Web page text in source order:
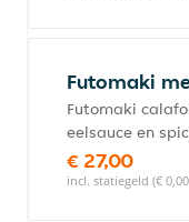
Futomaki
Futomaki
eelsauce en
€ 27,00
incl. statiegeld (€